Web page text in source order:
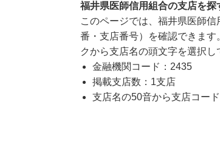
福井県医師信用組合の支店を探
このページでは、福井県医師
番・支店番号）を確認できま
クから支店名の頭文字を選択し
金融機関コード：2435
掲載支店数：1支店
支店名の50音から支店コー